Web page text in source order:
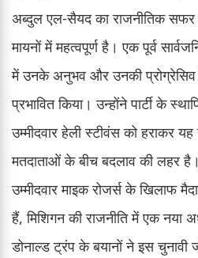
अब्दुल एल-सैयद का राजनीतिक
मायनों में महत्वपूर्ण है। एक पूर्व
में उनके अनुभव और उनकी प्रोग्रेसिव
प्रभावित किया। उन्होंने पार्टी के
उम्मीदवार हेली स्टीवंस को हराकर
मतदाताओं के बीच बदलाव की लहर
उम्मीदवार माइक रोजर्स के खिलाफ
हैं, मिशिगन की राजनीति में एक नया
डोनाल्ड ट्रंप के बयानों ने इस चुनावी